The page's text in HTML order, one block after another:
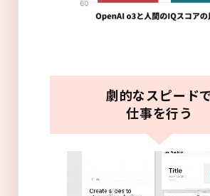
劇的なスピード
仕事を行う